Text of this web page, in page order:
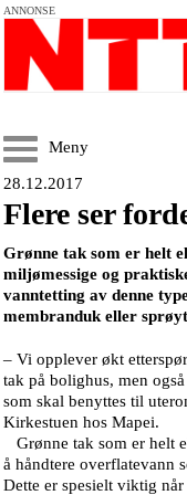
ANNONSE
Meny
28.12.2017
Flere ser
Grønne tak som er helt
miljømessige og
vanntetting av denne
membranduk eller
– Vi opplever økt
tak på bolighus, men
som skal benyttes til
Kirkestuen hos Mapei.
Grønne tak som er helt
å håndtere overflatevann
Dette er spesielt viktig